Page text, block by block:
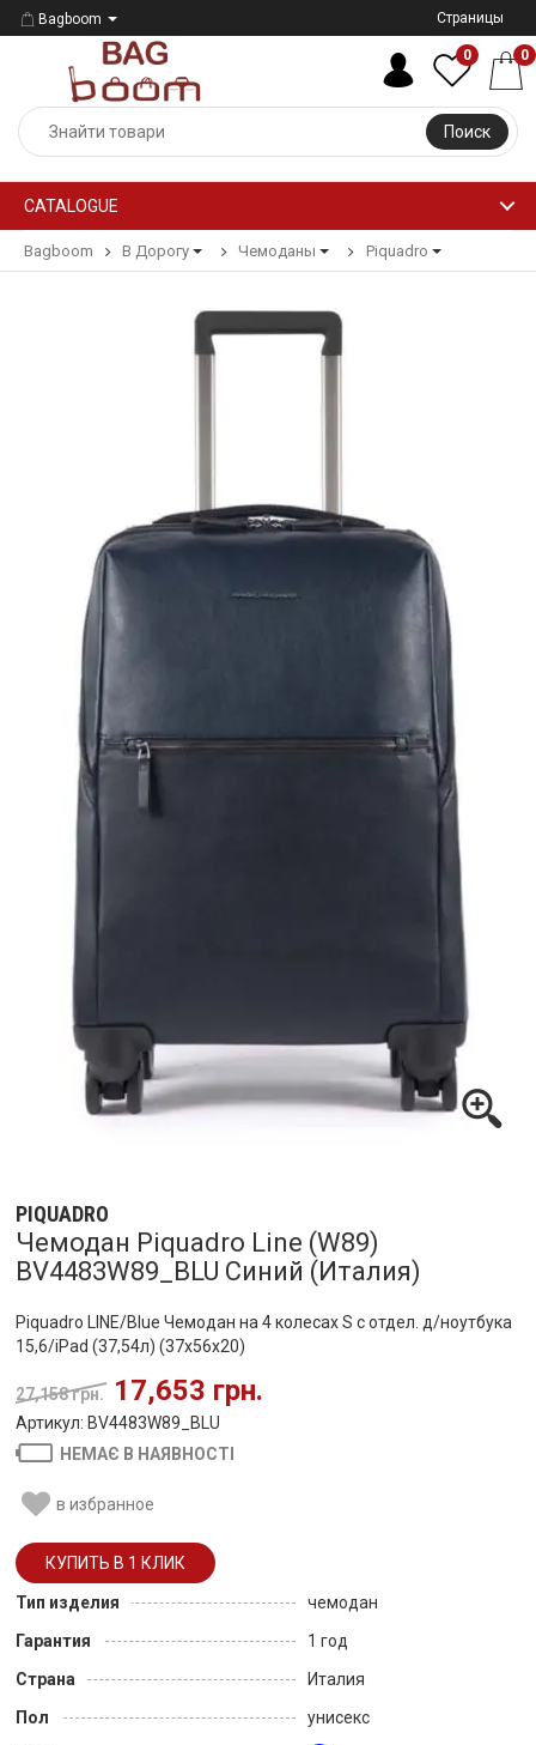
Bagboom Страницы
Поиск
0 0
CATALOGUE
Bagboom В Дорогу Чемоданы Piquadro
PIQUADRO
Чемодан Piquadro Line (W89)
BV4483W89_BLU Синий (Италия)
Piquadro LINE/Blue Чемодан на 4 колесах S с отдел. д/ноутбука
15,6/iPad (37,54л) (37x56x20)
27,158 грн. 17,653 грн.
Артикул: BV4483W89_BLU
НЕМАЄ В НАЯВНОСТІ
в избранное
Тип изделия
чемодан
Гарантия
1 год
Страна
Италия
Пол
унисекс